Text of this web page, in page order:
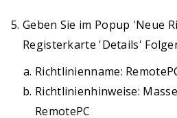
Geben Sie im Popup 'Neue
Registerkarte 'Details'
Richtlinienname:
Richtlinienhinweise:
RemotePC